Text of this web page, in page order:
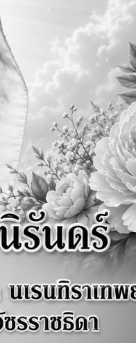
น ประจำปีงบประมาณ พ.ศ. 2568
ประจำปี พ.ศ. 2567
ยในหน่วยงาน ปีงบประมาณ 2566
ำบลซับสมบูรณ์ ประจำปีงบประมาณ
ำปีงบประมาณ พ.ศ. ๒๕๖๕
ำปีงบประมาณ พ.ศ. ๒๕๖๔